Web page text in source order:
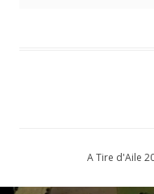
A Tire d'Aile